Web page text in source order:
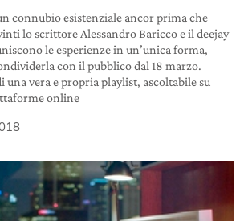
connubio esistenziale ancor prima che
lo scrittore Alessandro Baricco e il deejay
le esperienze in un’unica forma,
con il pubblico dal 18 marzo.
una vera e propria playlist, ascoltabile su
online